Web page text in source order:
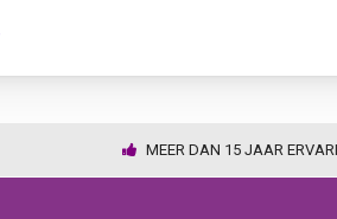
MEER DAN 15 JAAR